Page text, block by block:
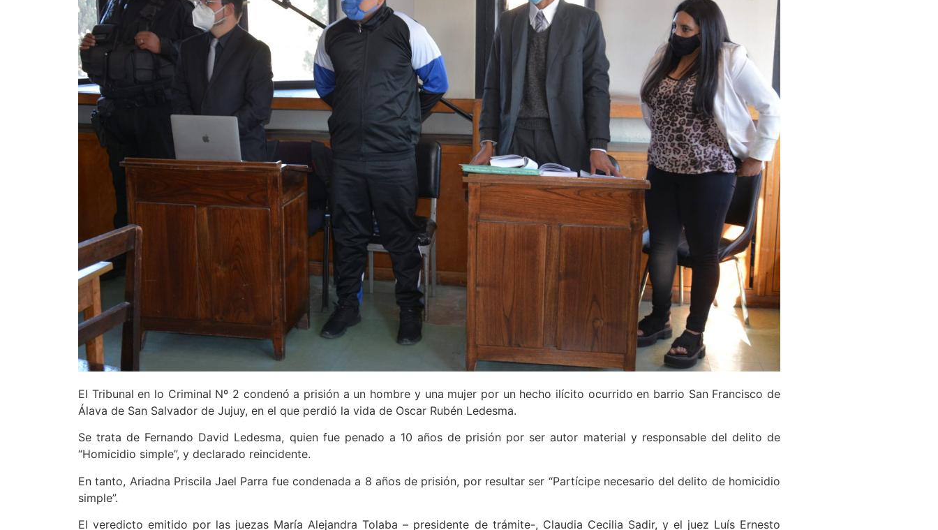
El Tribunal en lo Criminal Nº 2 condenó a prisión a un hombre y una mujer por un hecho ilícito ocurrido en barrio San Francisco de
Álava de San Salvador de Jujuy, en el que perdió la vida de Oscar Rubén Ledesma.
Se trata de Fernando David Ledesma, quien fue penado a 10 años de prisión por ser autor material y responsable del delito de
“Homicidio simple”, y declarado reincidente.
En tanto, Ariadna Priscila Jael Parra fue condenada a 8 años de prisión, por resultar ser “Partícipe necesario del delito de homicidio
simple”.
El veredicto emitido por las juezas María Alejandra Tolaba – presidente de trámite-, Claudia Cecilia Sadir, y el juez Luís Ernesto